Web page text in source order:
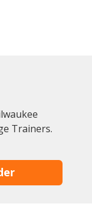
Trainers.